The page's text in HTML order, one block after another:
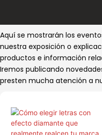
Aquí se mostrarán los
nuestra exposición o
productos e información
Iremos publicando
presten mucha atención a